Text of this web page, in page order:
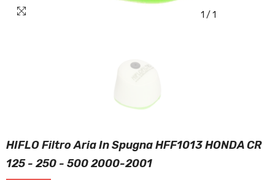
1 / 1
HIFLO Filtro Aria In Spugna HFF1013 HONDA CR
125 - 250 - 500 2000-2001